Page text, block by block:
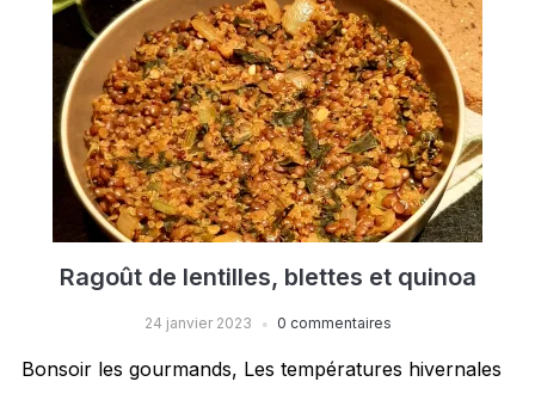
Ragoût de lentilles, blettes et quinoa
24 janvier 2023 0 commentaires
Bonsoir les gourmands, Les températures hivernales